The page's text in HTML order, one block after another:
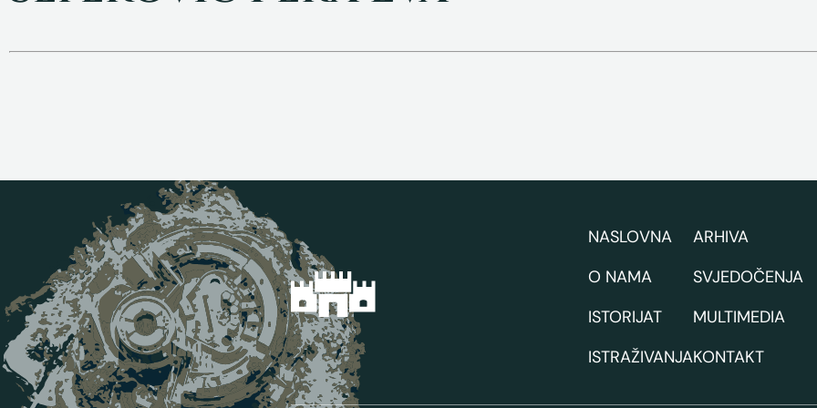
NASLOVNA
O NAMA
ISTORIJAT
ISTRAŽIVANJA
ARHIVA
SVJEDOČENJA
MULTIMEDIA
KONTAKT